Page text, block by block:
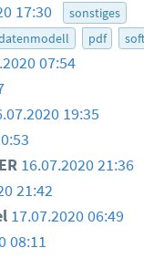
17:30 sonstiges
pdf
07:54
19:35
16.07.2020 21:36
21:42
17.07.2020 06:49
08:11